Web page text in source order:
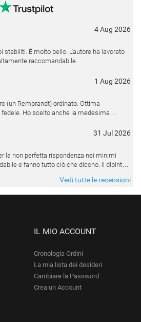
4 Aug 2026
stabiliti. É molto bello. L'autore ha lavorato
raccomandabile.
1 Aug 2026
Rembrandt) ordinato. Ottima
Ho scelto anche la medesima
31 Jul 2026
la non perfetta rispondenza nei minimi
e fanno tutto ciò che dicono. Il dipinto,
Vedi tutte le recensioni
IL MIO ACCOUNT
Cronologia Ordini
La mia lista dei desideri
Cambiare la Password
Crea un Account